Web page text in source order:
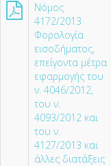
Νόμος
4172/2013
Φορολογία
εισοδήματος,
επείγοντα μέτρα
εφαρμογής του
ν. 4046/2012,
του ν.
4093/2012 και
του ν.
4127/2013 και
άλλες διατάξεις